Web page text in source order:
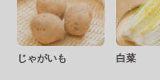
じゃがいも 白菜